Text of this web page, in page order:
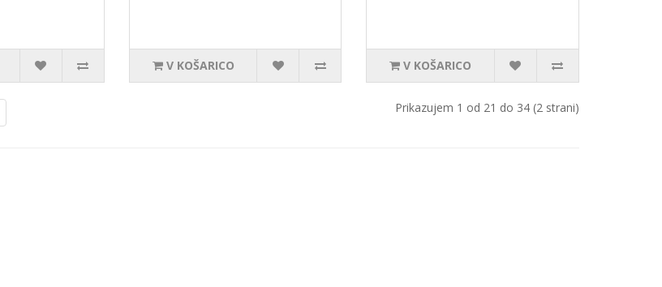
V KOŠARICO V KOŠARICO
Prikazujem 1 od 21 do 34 (2 strani)